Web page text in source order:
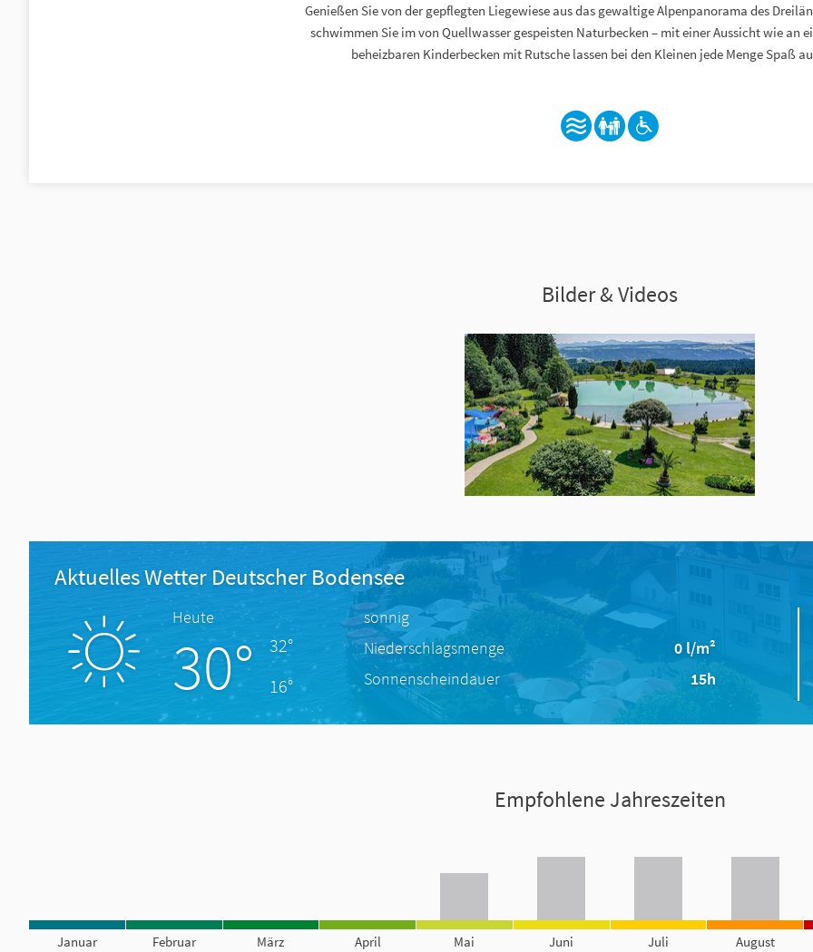
Genießen Sie von der gepflegten Liegewiese aus das gewaltige Alpenpanorama des
schwimmen Sie im von Quellwasser gespeisten Naturbecken – mit einer Aussicht wie an
beheizbaren Kinderbecken mit Rutsche lassen bei den Kleinen jede Menge Spaß
Bilder & Videos
Aktuelles Wetter Deutscher Bodensee
Heute
30°
32°
16°
sonnig
Niederschlagsmenge
0 l/m²
Sonnenscheindauer
15h
Empfohlene Jahreszeiten
Januar Februar März April Mai Juni Juli August